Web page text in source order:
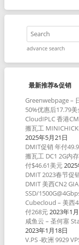
advance search
最新推荐&促销
Greenwebpage –
50%优惠后17.79美
CloudIPLC 香港
搬瓦工
2025年5月21日
DMIT促销 年付
搬瓦工 DC1 2G内
付$46.61美元
DMIT 2023春节促
DMIT 美西CN2
SSD/
Cubecloud – 美西
付268元2023年1
咸鱼云 – 圣何塞
2023年1月18日
V.PS -欧洲 9929